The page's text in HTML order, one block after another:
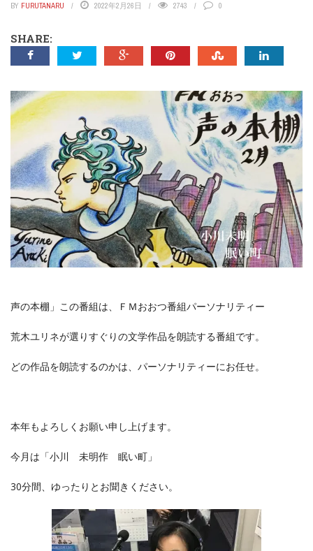
BY FURUTANARU 2022年2月26日 2743 0
SHARE:
声の本棚」この番組は、ＦＭおおつ番組パーソナリティー
荒木ユリネが選りすぐりの文学作品を朗読する番組です。
どの作品を朗読するのかは、パーソナリティーにお任せ。
本年もよろしくお願い申し上げます。
今月は「小川 未明作 眠い町」
30分間、ゆったりとお聞きください。